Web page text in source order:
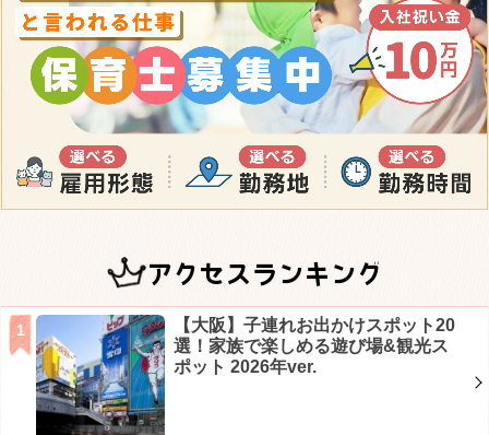
アクセスランキング
【大阪】子連れお出かけスポット20
選！家族で楽しめる遊び場&観光ス
ポット 2026年ver.